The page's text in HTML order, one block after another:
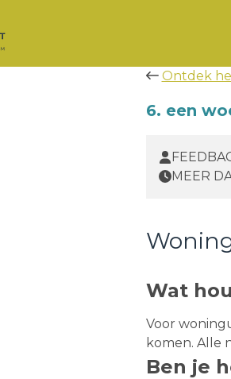
Ontdek
6. een
MEER
Wat
Voor
komen. Alle
Ben je